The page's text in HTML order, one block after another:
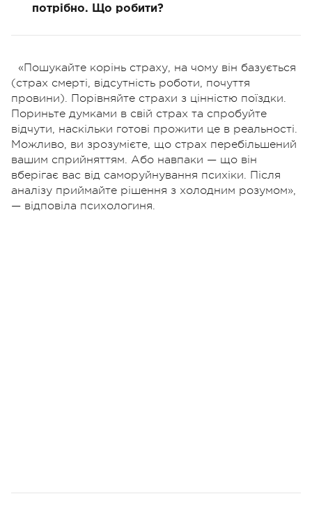
потрібно. Що робити?
«Пошукайте корінь страху, на чому він базується
(страх смерті, відсутність роботи, почуття
провини). Порівняйте страхи з цінністю поїздки.
Пориньте думками в свій страх та спробуйте
відчути, наскільки готові прожити це в реальності.
Можливо, ви зрозумієте, що страх перебільшений
вашим сприйняттям. Або навпаки — що він
вберігає вас від саморуйнування психіки. Після
аналізу приймайте рішення з холодним розумом»,
— відповіла психологиня.